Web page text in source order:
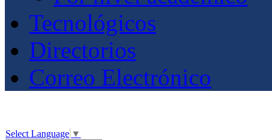
Tecnológicos
Directorios
Correo Electrónico
Select Language ▼